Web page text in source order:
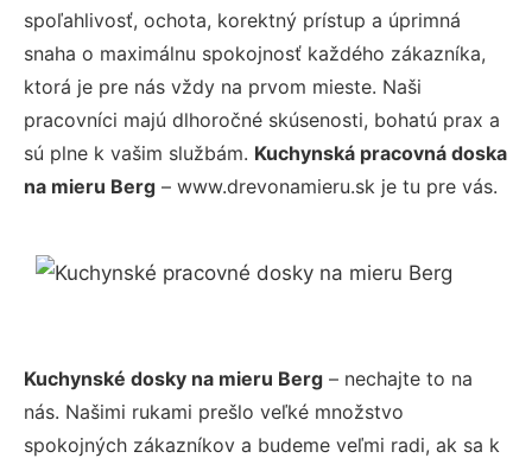
spoľahlivosť, ochota, korektný prístup a úprimná
snaha o maximálnu spokojnosť každého zákazníka,
ktorá je pre nás vždy na prvom mieste. Naši
pracovníci majú dlhoročné skúsenosti, bohatú prax a
sú plne k vašim službám. Kuchynská pracovná doska
na mieru Berg – www.drevonamieru.sk je tu pre vás.
Kuchynské dosky na mieru Berg – nechajte to na
nás. Našimi rukami prešlo veľké množstvo
spokojných zákazníkov a budeme veľmi radi, ak sa k